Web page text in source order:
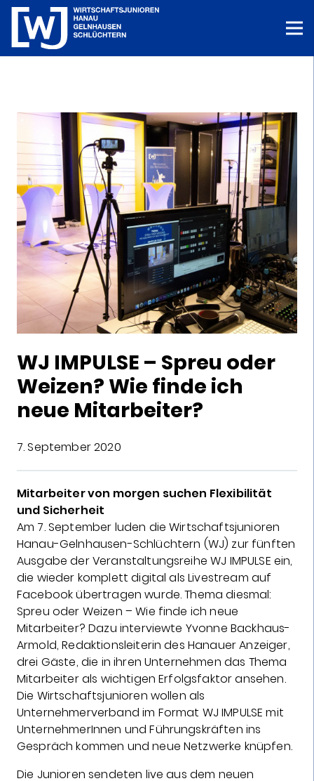
WJ IMPULSE – Spreu oder
Weizen? Wie finde ich
neue Mitarbeiter?
7. September 2020
Mitarbeiter von morgen suchen Flexibilität
und Sicherheit
Am 7. September luden die Wirtschaftsjunioren
Hanau-Gelnhausen-Schlüchtern (WJ) zur fünften
Ausgabe der Veranstaltungsreihe WJ IMPULSE ein,
die wieder komplett digital als Livestream auf
Facebook übertragen wurde. Thema diesmal:
Spreu oder Weizen – Wie finde ich neue
Mitarbeiter? Dazu interviewte Yvonne Backhaus-
Armold, Redaktionsleiterin des Hanauer Anzeiger,
drei Gäste, die in ihren Unternehmen das Thema
Mitarbeiter als wichtigen Erfolgsfaktor ansehen.
Die Wirtschaftsjunioren wollen als
Unternehmerverband im Format WJ IMPULSE mit
UnternehmerInnen und Führungskräften ins
Gespräch kommen und neue Netzwerke knüpfen.
Die Junioren sendeten live aus dem neuen